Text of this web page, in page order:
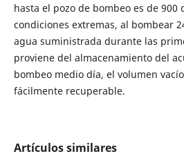
hasta el pozo de bombeo es de 900
condiciones extremas, al bombear
agua suministrada durante las
proviene del almacenamiento del
bombeo medio día, el volumen
fácilmente recuperable.
Artículos similares